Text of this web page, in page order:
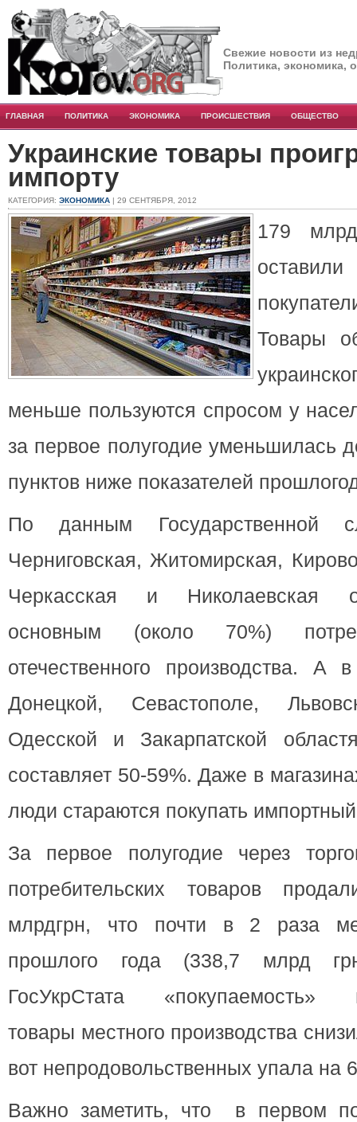
Свежие новости из
Политика, экономика,
ГЛАВНАЯ ПОЛИТИКА ЭКОНОМИКА ПРОИСШЕСТВИЯ ОБЩЕСТВО
Украинские товары
импорту
КАТЕГОРИЯ: ЭКОНОМИКА | 29 СЕНТЯБРЯ, 2012
179
Товары
меньше пользуются спросом у
за первое полугодие уменьшилась
пунктов ниже показателей
По данным Государственной
Черниговская, Житомирская,
Черкасская и Николаевская
основным (около 70%)
отечественного производства. А
Донецкой, Севастополе,
Одесской и Закарпатской
составляет 50-59%. Даже в
люди стараются покупать
За первое полугодие через
потребительских товаров
млрдгрн, что почти в 2 раза
прошлого года (338,7 млрд
ГосУкрСтата «покупаемость»
товары местного производства
вот непродовольственных упала на
Важно заметить, что в первом